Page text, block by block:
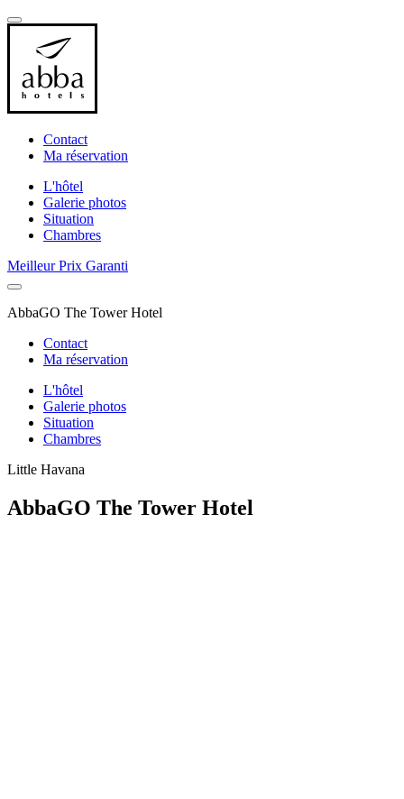
Contact
Ma réservation
L'hôtel
Galerie photos
Situation
Chambres
Meilleur Prix Garanti
AbbaGO The Tower Hotel
Contact
Ma réservation
L'hôtel
Galerie photos
Situation
Chambres
Little Havana
AbbaGO The Tower Hotel